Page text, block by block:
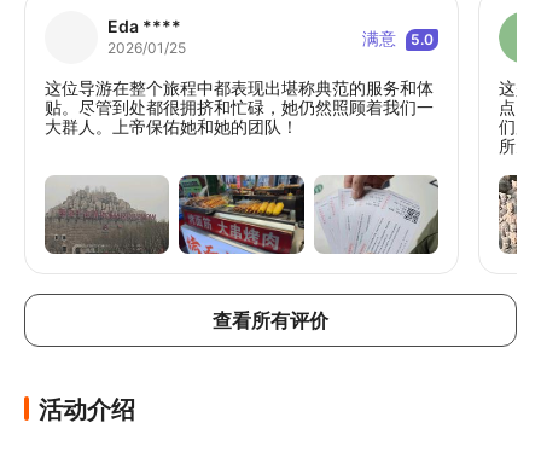
Eda ****
2026/01/25 满意 5.0
这位导游在整个旅程中都表现出堪称典范的服务和体
贴。尽管到处都很拥挤和忙碌，她仍然照顾着我们一
大群人。上帝保佑她和她的团队！
这是
点。
们所
所见
看的
查看所有评价
活动介绍